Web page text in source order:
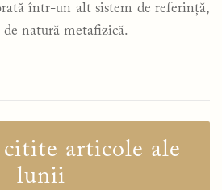
într-un alt sistem de referință,
de natură metafizică.
articole ale
lunii